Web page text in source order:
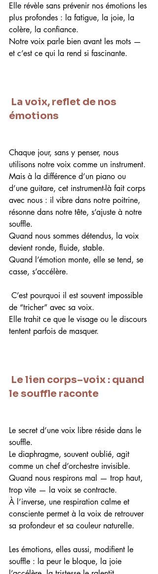
Elle révèle sans prévenir nos émotions les
plus profondes : la fatigue, la joie, la
colère, la confiance.
Notre voix parle bien avant les mots —
et c’est ce qui la rend si fascinante.
La voix, reflet de nos
émotions
Chaque jour, sans y penser, nous
utilisons notre voix comme un instrument.
Mais à la différence d’un piano ou
d’une guitare, cet instrument-là fait corps
avec nous : il vibre dans notre poitrine,
résonne dans notre tête, s’ajuste à notre
souffle.
Quand nous sommes détendus, la voix
devient ronde, fluide, stable.
Quand l’émotion monte, elle se tend, se
casse, s’accélère.
C’est pourquoi il est souvent impossible
de “tricher” avec sa voix.
Elle trahit ce que le visage ou le discours
tentent parfois de masquer.
Le lien corps–voix : quand
le souffle raconte
Le secret d’une voix libre réside dans le
souffle.
Le diaphragme, souvent oublié, agit
comme un chef d’orchestre invisible.
Quand nous respirons mal — trop haut,
trop vite — la voix se contracte.
À l’inverse, une respiration calme et
consciente permet à la voix de retrouver
sa profondeur et sa couleur naturelle.
Les émotions, elles aussi, modifient le
souffle : la peur le bloque, la joie